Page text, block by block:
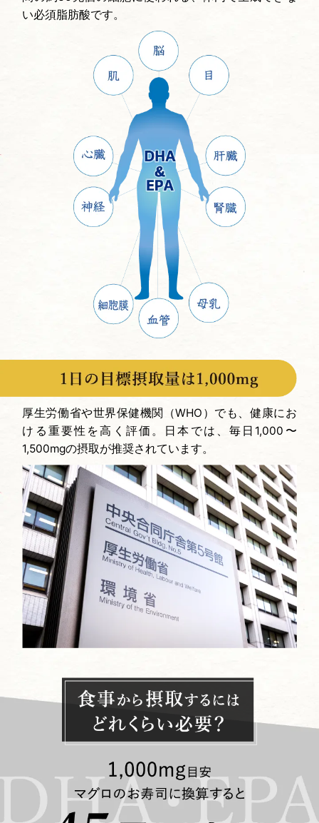
い必須脂肪酸です。
厚生労働省や世界保健機関（WHO）でも、健康にお
ける重要性を高く評価。日本では、毎日1,000〜
1,500mgの摂取が推奨されています。